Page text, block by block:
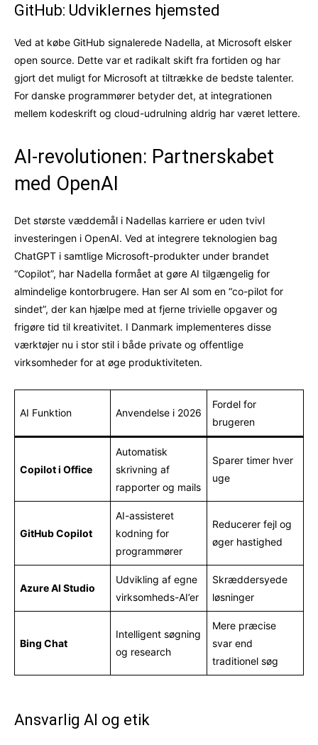
GitHub: Udviklernes hjemsted
Ved at købe GitHub signalerede Nadella, at Microsoft elsker
open source. Dette var et radikalt skift fra fortiden og har
gjort det muligt for Microsoft at tiltrække de bedste talenter.
For danske programmører betyder det, at integrationen
mellem kodeskrift og cloud-udrulning aldrig har været lettere.
AI-revolutionen: Partnerskabet
med OpenAI
Det største væddemål i Nadellas karriere er uden tvivl
investeringen i OpenAI. Ved at integrere teknologien bag
ChatGPT i samtlige Microsoft-produkter under brandet
“Copilot”, har Nadella formået at gøre AI tilgængelig for
almindelige kontorbrugere. Han ser AI som en “co-pilot for
sindet”, der kan hjælpe med at fjerne trivielle opgaver og
frigøre tid til kreativitet. I Danmark implementeres disse
værktøjer nu i stor stil i både private og offentlige
virksomheder for at øge produktiviteten.
AI Funktion Anvendelse i 2026
Fordel for
brugeren
Copilot i Office
Automatisk
skrivning af
rapporter og mails
Sparer timer hver
uge
GitHub Copilot
AI-assisteret
kodning for
programmører
Reducerer fejl og
øger hastighed
Azure AI Studio
Udvikling af egne
virksomheds-AI’er
Skræddersyede
løsninger
Bing Chat
Intelligent søgning
og research
Mere præcise
svar end
traditionel søg
Ansvarlig AI og etik